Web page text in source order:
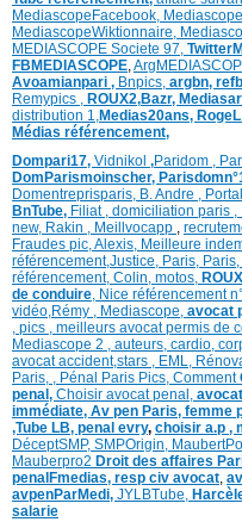
MediascopeFacebook,
MediascopeWiktionnaire,
MEDIASCOPE Societe 97,
FBMEDIASCOPE,
Avoamianpari , Bnpics, argbn,
Remypics , ROUX2,Bazr, Medias
distribution 1,Medias20ans, RogeL
Médias référencement,
Dompari17, Vidnikol ,Paridom ,
DomParismoinscher,
Domentreprisparis, B. Andre ,
BnTube, Filiat, domiciliation paris ,
new, Rakin , Meillvocapp ,
Fraudes pic,Alexis, Meilleure inde
référencement,Justice, Paris, Paris,
référencement, Colin, motos, ROUX
de conduire, Nice référencement
vidéo,Rémy , Mediascope, avocat
, pics , meilleurs avocat permis de
Mediascope 2 , auteurs, cardio,
avocat accident,stars , EML,
Paris, , Pénal Paris Pics, Comment
penal, Choisir avocat penal,
immédiate, Av pen Paris, femme
,Tube LB, penal evry, choisir a.p ,
DéceptSMP, SMPOrigin,
Mauberpro2 Droit des affaires
penalFmedias, resp civ avocat,
avpenParMedi, JYLBTube,
salarie